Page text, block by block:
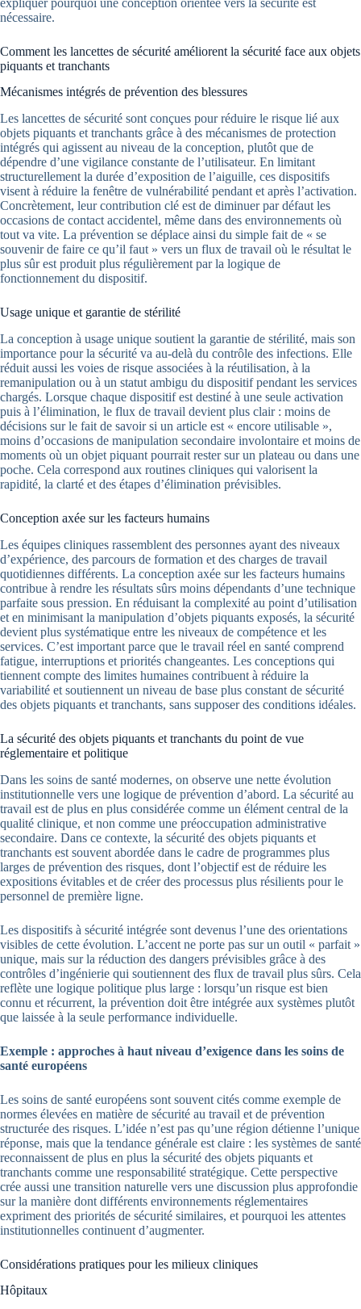
nécessaire.
Comment les lancettes de sécurité améliorent la sécurité face aux objets
piquants et tranchants
Mécanismes intégrés de prévention des blessures
Les lancettes de sécurité sont conçues pour réduire le risque lié aux
objets piquants et tranchants grâce à des mécanismes de protection
intégrés qui agissent au niveau de la conception, plutôt que de
dépendre d’une vigilance constante de l’utilisateur. En limitant
structurellement la durée d’exposition de l’aiguille, ces dispositifs
visent à réduire la fenêtre de vulnérabilité pendant et après l’activation.
Concrètement, leur contribution clé est de diminuer par défaut les
occasions de contact accidentel, même dans des environnements où
tout va vite. La prévention se déplace ainsi du simple fait de « se
souvenir de faire ce qu’il faut » vers un flux de travail où le résultat le
plus sûr est produit plus régulièrement par la logique de
fonctionnement du dispositif.
Usage unique et garantie de stérilité
La conception à usage unique soutient la garantie de stérilité, mais son
importance pour la sécurité va au-delà du contrôle des infections. Elle
réduit aussi les voies de risque associées à la réutilisation, à la
remanipulation ou à un statut ambigu du dispositif pendant les services
chargés. Lorsque chaque dispositif est destiné à une seule activation
puis à l’élimination, le flux de travail devient plus clair : moins de
décisions sur le fait de savoir si un article est « encore utilisable »,
moins d’occasions de manipulation secondaire involontaire et moins de
moments où un objet piquant pourrait rester sur un plateau ou dans une
poche. Cela correspond aux routines cliniques qui valorisent la
rapidité, la clarté et des étapes d’élimination prévisibles.
Conception axée sur les facteurs humains
Les équipes cliniques rassemblent des personnes ayant des niveaux
d’expérience, des parcours de formation et des charges de travail
quotidiennes différents. La conception axée sur les facteurs humains
contribue à rendre les résultats sûrs moins dépendants d’une technique
parfaite sous pression. En réduisant la complexité au point d’utilisation
et en minimisant la manipulation d’objets piquants exposés, la sécurité
devient plus systématique entre les niveaux de compétence et les
services. C’est important parce que le travail réel en santé comprend
fatigue, interruptions et priorités changeantes. Les conceptions qui
tiennent compte des limites humaines contribuent à réduire la
variabilité et soutiennent un niveau de base plus constant de sécurité
des objets piquants et tranchants, sans supposer des conditions idéales.
La sécurité des objets piquants et tranchants du point de vue
réglementaire et politique
Dans les soins de santé modernes, on observe une nette évolution
institutionnelle vers une logique de prévention d’abord. La sécurité au
travail est de plus en plus considérée comme un élément central de la
qualité clinique, et non comme une préoccupation administrative
secondaire. Dans ce contexte, la sécurité des objets piquants et
tranchants est souvent abordée dans le cadre de programmes plus
larges de prévention des risques, dont l’objectif est de réduire les
expositions évitables et de créer des processus plus résilients pour le
personnel de première ligne.
Les dispositifs à sécurité intégrée sont devenus l’une des orientations
visibles de cette évolution. L’accent ne porte pas sur un outil « parfait »
unique, mais sur la réduction des dangers prévisibles grâce à des
contrôles d’ingénierie qui soutiennent des flux de travail plus sûrs. Cela
reflète une logique politique plus large : lorsqu’un risque est bien
connu et récurrent, la prévention doit être intégrée aux systèmes plutôt
que laissée à la seule performance individuelle.
Exemple : approches à haut niveau d’exigence dans les soins de
santé européens
Les soins de santé européens sont souvent cités comme exemple de
normes élevées en matière de sécurité au travail et de prévention
structurée des risques. L’idée n’est pas qu’une région détienne l’unique
réponse, mais que la tendance générale est claire : les systèmes de santé
reconnaissent de plus en plus la sécurité des objets piquants et
tranchants comme une responsabilité stratégique. Cette perspective
crée aussi une transition naturelle vers une discussion plus approfondie
sur la manière dont différents environnements réglementaires
expriment des priorités de sécurité similaires, et pourquoi les attentes
institutionnelles continuent d’augmenter.
Considérations pratiques pour les milieux cliniques
Hôpitaux